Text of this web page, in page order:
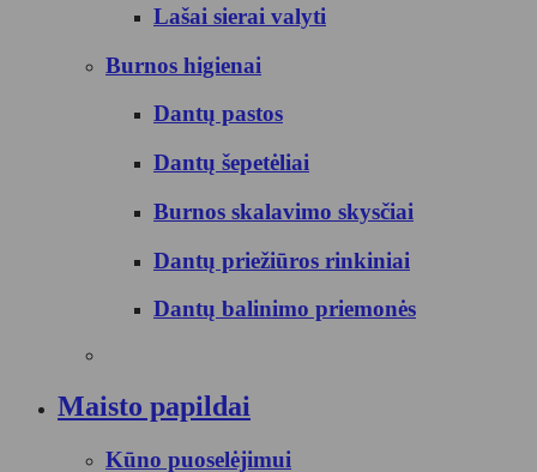
Lašai sierai valyti
Burnos higienai
Dantų pastos
Dantų šepetėliai
Burnos skalavimo skysčiai
Dantų priežiūros rinkiniai
Dantų balinimo priemonės
Maisto papildai
Kūno puoselėjimui